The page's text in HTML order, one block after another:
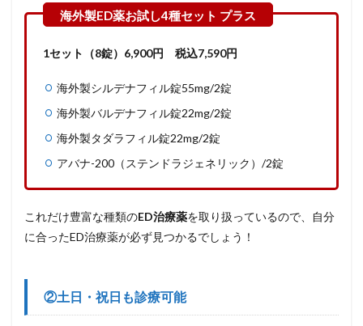
1セット（8錠）6,900円 税込7,590円
海外製シルデナフィル錠55mg/2錠
海外製バルデナフィル錠22mg/2錠
海外製タダラフィル錠22mg/2錠
アバナ-200（ステンドラジェネリック）/2錠
これだけ豊富な種類のED治療薬を取り扱っているので、自分
に合ったED治療薬が必ず見つかるでしょう！
②土日・祝日も診療可能